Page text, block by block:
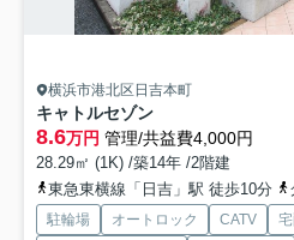
横浜市港北区日吉本町
キャトルセゾン
8.6万円 管理/共益費4,000円
28.29㎡ (1K) /築14年 /2階建
東急東横線「日吉」駅 徒歩10分
駐輪場 オートロック CATV